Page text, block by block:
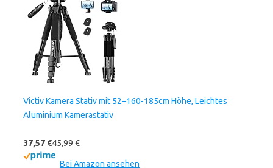
Victiv Kamera Stativ mit 52–160-185cm Höhe, Leichtes
Aluminium Kamerastativ
37,57 €45,99 €
Bei Amazon ansehen